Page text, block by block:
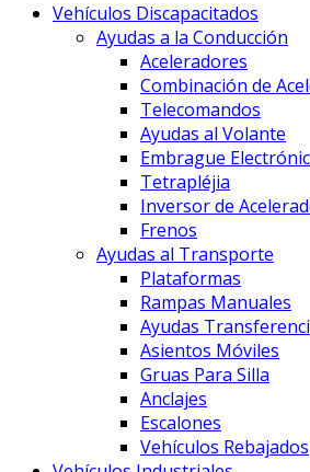
Vehículos Discapacitados
Ayudas a la Conducción
Aceleradores
Combinación de
Telecomandos
Ayudas al Volante
Embrague
Tetrapléjia
Inversor de
Frenos
Ayudas al Transporte
Plataformas
Rampas Manuales
Ayudas
Asientos Móviles
Gruas Para Silla
Anclajes
Escalones
Vehículos Rebajados